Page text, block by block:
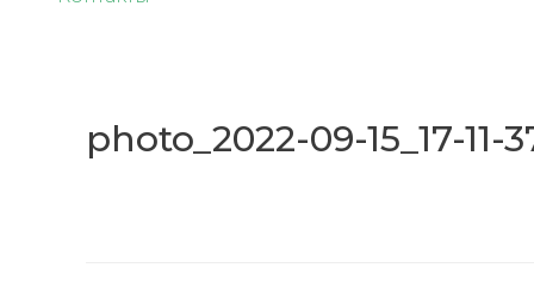
photo_2022-09-15_17-11-